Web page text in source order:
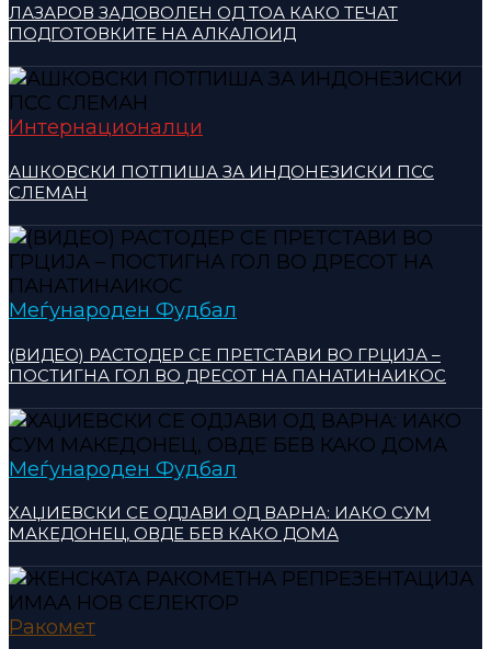
ЛАЗАРОВ ЗАДОВОЛЕН ОД ТОА КАКО ТЕЧАТ
ПОДГОТОВКИТЕ НА АЛКАЛОИД
Интернационалци
АШКОВСКИ ПОТПИША ЗА ИНДОНЕЗИСКИ ПСС
СЛЕМАН
Меѓународен Фудбал
(ВИДЕО) РАСТОДЕР СЕ ПРЕТСТАВИ ВО ГРЦИЈА –
ПОСТИГНА ГОЛ ВО ДРЕСОТ НА ПАНАТИНАИКОС
Меѓународен Фудбал
ХАЏИЕВСКИ СЕ ОДЈАВИ ОД ВАРНА: ИАКО СУМ
МАКЕДОНЕЦ, ОВДЕ БЕВ КАКО ДОМА
Ракомет